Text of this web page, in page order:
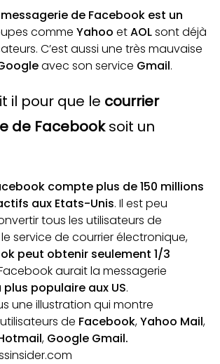
messagerie de Facebook est un
comme Yahoo etAOLsont déjà
C’est aussi une très mauvaise
avec son service Gmail.
il pour que le courrier
de Facebooksoit un
compte plus de 150 millions
aux Etats-Unis. Il est peu
tous les utilisateurs de
service de courrier électronique,
peut obtenir seulement 1/3
aurait la messagerie
plus populaire aux US.
une illustration qui montre
de Facebook,Yahoo Mail,
, Google Gmail.